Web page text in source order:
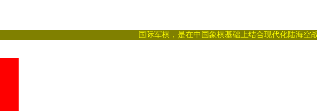
国际军棋，是在中国象棋基础上结合现代化陆海空战争